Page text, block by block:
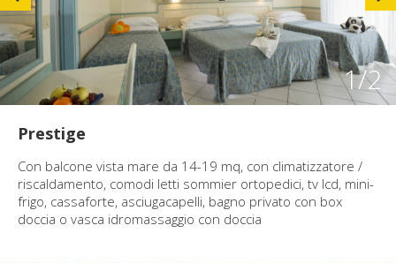
1/2
Prestige
Con balcone vista mare da 14-19 mq, con climatizzatore /
riscaldamento, comodi letti sommier ortopedici, tv lcd, mini-
frigo, cassaforte, asciugacapelli, bagno privato con box
doccia o vasca idromassaggio con doccia